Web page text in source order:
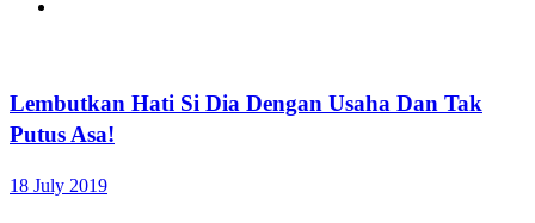
Lembutkan Hati Si Dia Dengan Usaha Dan Tak
Putus Asa!
18 July 2019